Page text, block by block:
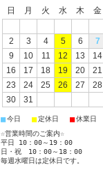
日 月 火 水 木 金
2
3 4 5 6 7
9
10 11 12 13 14
16
17 18 19 20 21
23
24 25 26 27 28
30
31
■今日 ■定休日 ■休業日
☆営業時間のご案内☆
平日 10：00～19：00
日・祝 10：00～18：00
毎週水曜日は定休日です。